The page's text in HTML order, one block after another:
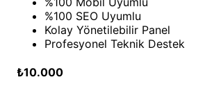
%100 SEO Uyumlu
Kolay Yönetilebilir Panel
Profesyonel Teknik Destek
₺10.000